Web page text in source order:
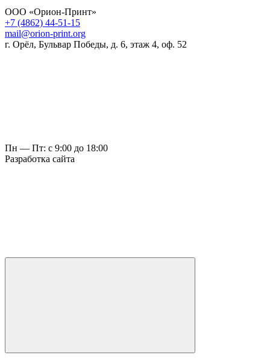
ООО «Орион-Принт»
+7 (4862) 44-51-15
mail@orion-print.org
г. Орёл, Бульвар Победы, д. 6, этаж 4, оф. 52
Пн — Пт: с 9:00 до 18:00
Разработка сайта